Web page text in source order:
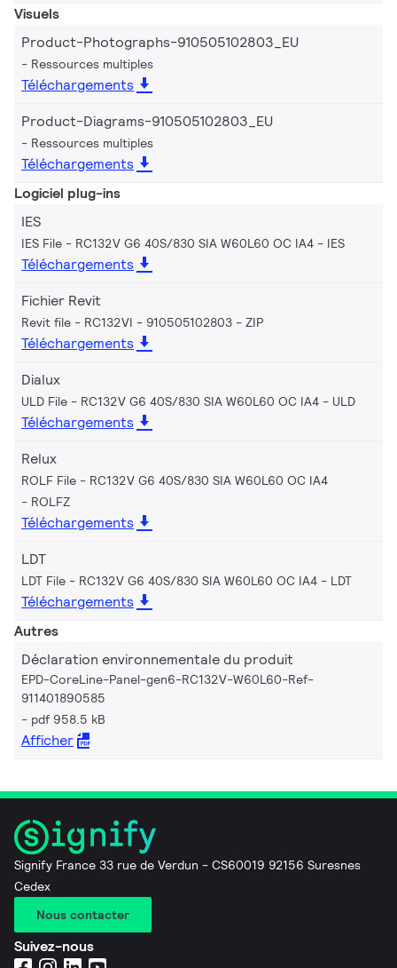
Visuels
Product-Photographs-910505102803_EU
Ressources multiples
Téléchargements
Product-Diagrams-910505102803_EU
Ressources multiples
Téléchargements
Logiciel plug-ins
IES
IES File - RC132V G6 40S/830 SIA W60L60 OC IA4 IES
Téléchargements
Fichier Revit
Revit file - RC132VI - 910505102803 ZIP
Téléchargements
Dialux
ULD File - RC132V G6 40S/830 SIA W60L60 OC IA4 ULD
Téléchargements
Relux
ROLF File - RC132V G6 40S/830 SIA W60L60 OC IA4
ROLFZ
Téléchargements
LDT
LDT File - RC132V G6 40S/830 SIA W60L60 OC IA4 LDT
Téléchargements
Autres
Déclaration environnementale du produit
EPD-CoreLine-Panel-gen6-RC132V-W60L60-Ref-
911401890585
pdf 958.5 kB
Afficher
Signify France 33 rue de Verdun - CS60019 92156 Suresnes
Cedex
Nous contacter
Suivez-nous